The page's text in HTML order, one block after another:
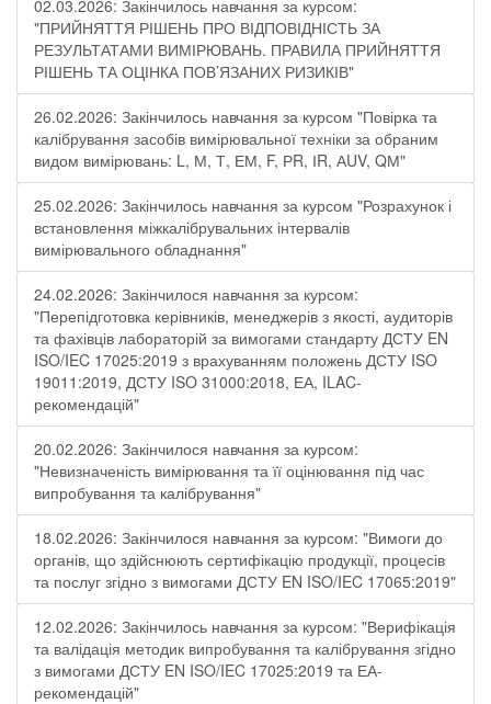
02.03.2026: Закінчилось навчання за курсом:
"ПРИЙНЯТТЯ РІШЕНЬ ПРО ВІДПОВІДНІСТЬ ЗА
РЕЗУЛЬТАТАМИ ВИМІРЮВАНЬ. ПРАВИЛА ПРИЙНЯТТЯ
РІШЕНЬ ТА ОЦІНКА ПОВ’ЯЗАНИХ РИЗИКІВ"
26.02.2026: Закінчилось навчання за курсом "Повірка та
калібрування засобів вимірювальної техніки за обраним
видом вимірювань: L, М, Т, ЕМ, F, РR, ІR, АUV, QМ"
25.02.2026: Закінчилось навчання за курсом "Розрахунок і
встановлення міжкалібрувальних інтервалів
вимірювального обладнання"
24.02.2026: Закінчилося навчання за курсом:
"Перепідготовка керівників, менеджерів з якості, аудиторів
та фахівців лабораторій за вимогами стандарту ДСТУ EN
ISO/IEC 17025:2019 з врахуванням положень ДСТУ ISO
19011:2019, ДСТУ ISO 31000:2018, ЕА, ILAC-
рекомендацій"
20.02.2026: Закінчилося навчання за курсом:
"Невизначеність вимірювання та її оцінювання під час
випробування та калібрування"
18.02.2026: Закінчилося навчання за курсом: "Вимоги до
органів, що здійснюють сертифікацію продукції, процесів
та послуг згідно з вимогами ДСТУ EN ISO/IEC 17065:2019"
12.02.2026: Закінчилось навчання за курсом: "Верифікація
та валідація методик випробування та калібрування згідно
з вимогами ДСТУ EN ISO/IEC 17025:2019 та ЕА-
рекомендацій"